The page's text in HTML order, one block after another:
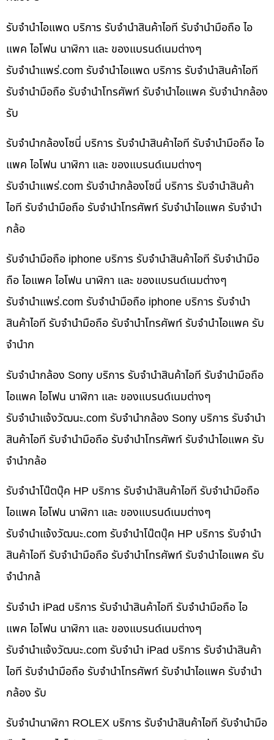
รับจำนำไอแพด บริการ รับจำนำสินค้าไอที รับจำนำมือถือ ไอ
แพค ไอโฟน นาฬิกา และ ของแบรนด์เนมต่างๆ
รับจํานําแพร่.com รับจำนำไอแพด บริการ รับจำนำสินค้าไอที
รับจำนำมือถือ รับจำนำโทรศัพท์ รับจำนำไอแพค รับจำนำกล้อง
รับ
รับจำนำกล้องโซนี่ บริการ รับจำนำสินค้าไอที รับจำนำมือถือ ไอ
แพค ไอโฟน นาฬิกา และ ของแบรนด์เนมต่างๆ
รับจํานําแพร่.com รับจำนำกล้องโซนี่ บริการ รับจำนำสินค้า
ไอที รับจำนำมือถือ รับจำนำโทรศัพท์ รับจำนำไอแพค รับจำนำ
กล้อ
รับจำนำมือถือ iphone บริการ รับจำนำสินค้าไอที รับจำนำมือ
ถือ ไอแพค ไอโฟน นาฬิกา และ ของแบรนด์เนมต่างๆ
รับจํานําแพร่.com รับจำนำมือถือ iphone บริการ รับจำนำ
สินค้าไอที รับจำนำมือถือ รับจำนำโทรศัพท์ รับจำนำไอแพค รับ
จำนำก
รับจำนำกล้อง Sony บริการ รับจำนำสินค้าไอที รับจำนำมือถือ
ไอแพค ไอโฟน นาฬิกา และ ของแบรนด์เนมต่างๆ
รับจํานําแจ้งวัฒนะ.com รับจำนำกล้อง Sony บริการ รับจำนำ
สินค้าไอที รับจำนำมือถือ รับจำนำโทรศัพท์ รับจำนำไอแพค รับ
จำนำกล้อ
รับจำนำโน๊ตบุ๊ค HP บริการ รับจำนำสินค้าไอที รับจำนำมือถือ
ไอแพค ไอโฟน นาฬิกา และ ของแบรนด์เนมต่างๆ
รับจํานําแจ้งวัฒนะ.com รับจำนำโน๊ตบุ๊ค HP บริการ รับจำนำ
สินค้าไอที รับจำนำมือถือ รับจำนำโทรศัพท์ รับจำนำไอแพค รับ
จำนำกล้
รับจำนำ iPad บริการ รับจำนำสินค้าไอที รับจำนำมือถือ ไอ
แพค ไอโฟน นาฬิกา และ ของแบรนด์เนมต่างๆ
รับจํานําแจ้งวัฒนะ.com รับจำนำ iPad บริการ รับจำนำสินค้า
ไอที รับจำนำมือถือ รับจำนำโทรศัพท์ รับจำนำไอแพค รับจำนำ
กล้อง รับ
รับจำนำนาฬิกา ROLEX บริการ รับจำนำสินค้าไอที รับจำนำมือ